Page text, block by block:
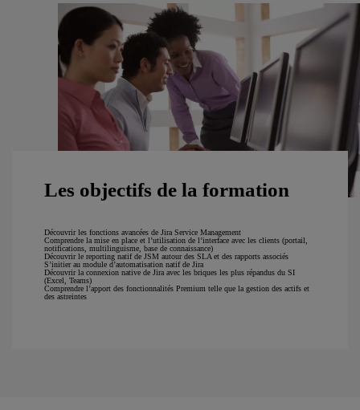
Les objectifs de la formation
Découvrir les fonctions avancées de Jira Service Management
Comprendre la mise en place et l’utilisation de l’interface avec les clients (portail,
notifications, multilinguisme, base de connaissance)
Découvrir le reporting natif de JSM autour des SLA et des rapports associés
S’initier au module d’automatisation natif de Jira
Découvrir la connexion native de Jira avec les briques les plus répandus du SI
(Excel, Teams)
Comprendre l’apport des fonctionnalités Premium telle que la gestion des actifs et
des astreintes